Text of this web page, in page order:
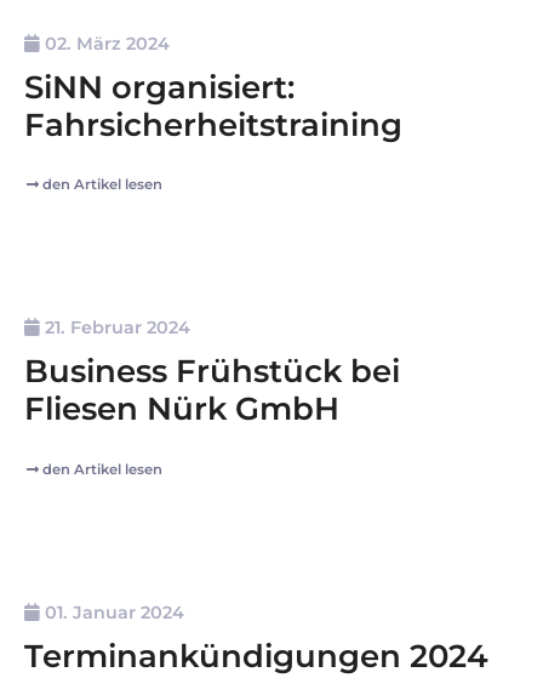
02. März 2024
SiNN organisiert:
Fahrsicherheitstraining
den Artikel lesen
21. Februar 2024
Business Frühstück bei
Fliesen Nürk GmbH
den Artikel lesen
01. Januar 2024
Terminankündigungen 2024